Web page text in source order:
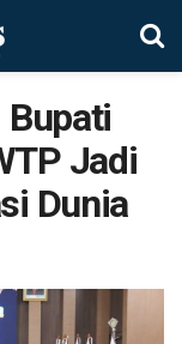
Jadi
Dunia